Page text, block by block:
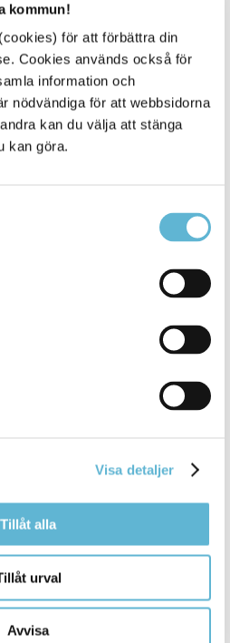
kommun!
för att förbättra din
Cookies används också för
information och
nödvändiga för att webbsidorna
kan du välja att stänga
kan göra.
Visa detaljer
Tillåt alla
urval
Avvisa
vikarier
i Bromölla)